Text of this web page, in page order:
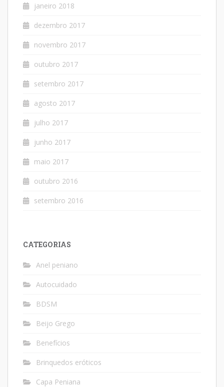
janeiro 2018
dezembro 2017
novembro 2017
outubro 2017
setembro 2017
agosto 2017
julho 2017
junho 2017
maio 2017
outubro 2016
setembro 2016
CATEGORIAS
Anel peniano
Autocuidado
BDSM
Beijo Grego
Benefícios
Brinquedos eróticos
Capa Peniana